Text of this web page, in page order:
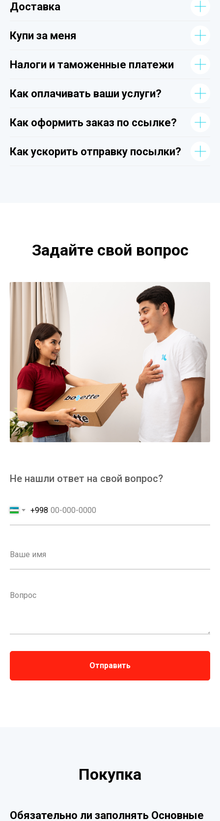
Доставка
Купи за меня
Налоги и таможенные платежи
Как оплачивать ваши услуги?
Как оформить заказ по ссылке?
Как ускорить отправку посылки?
Задайте свой вопрос
Не нашли ответ на свой вопрос?
+998
Отправить
Покупка
Обязательно ли заполнять Основные